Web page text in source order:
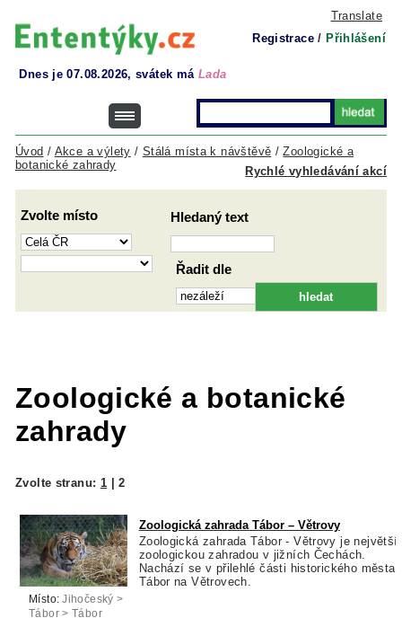
Translate
Registrace / Přihlášení
Dnes je 07.08.2026, svátek má Lada
Rychlé vyhledávání akcí
Úvod / Akce a výlety / Stálá místa k návštěvě /Zoologické a
botanické zahrady
Zvolte místo Hledaný text
Řadit dle
Zoologické a botanické
zahrady
Zvolte stranu: 1 |2
Zoologická zahrada Tábor – Větrovy
Zoologická zahrada Tábor - Větrovy je největší
zoologickou zahradou v jižních Čechách.
Nachází se v přilehlé části historického města
Tábor na Větrovech.
Místo: Jihočeský >
Tábor > Tábor